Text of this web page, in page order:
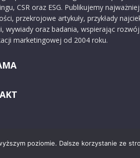
CSR oraz ESG. Publikujemy
przekrojowe artykuły, przykłady
wywiady oraz badania, wspierając
marketingowej od 2004 roku.
poziomie. Dalsze korzystanie ze